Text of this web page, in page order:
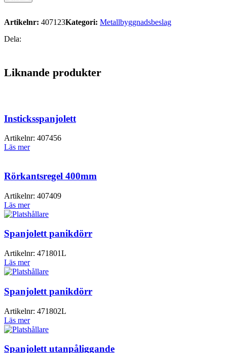
Artikelnr: 407123Kategori: Metallbyggnadsbeslag
Dela:
Liknande produkter
Insticksspanjolett
Artikelnr: 407456
Läs mer
Rörkantsregel 400mm
Artikelnr: 407409
Läs mer
Spanjolett panikdörr
Artikelnr: 471801L
Läs mer
Spanjolett panikdörr
Artikelnr: 471802L
Läs mer
Spanjolett utanpåliggande